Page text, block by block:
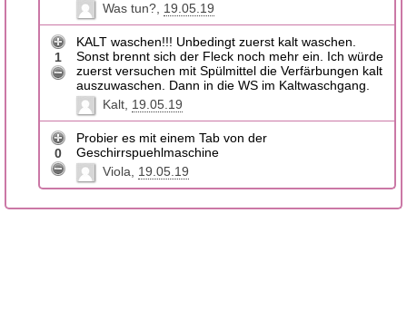
Was tun? 19.05.19
1
KALT waschen!!! Unbedingt zuerst kalt waschen.
Sonst brennt sich der Fleck noch mehr ein. Ich würde
zuerst versuchen mit Spülmittel die Verfärbungen kalt
auszuwaschen. Dann in die WS im Kaltwaschgang.
Kalt 19.05.19
0
Probier es mit einem Tab von der
Geschirrspuehlmaschine
Viola
19.05.19